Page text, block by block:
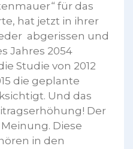
für das
hat jetzt in ihrer
abgerissen und
Jahres 2054
Studie von 2012
die geplante
Und das
Der
Diese
in den